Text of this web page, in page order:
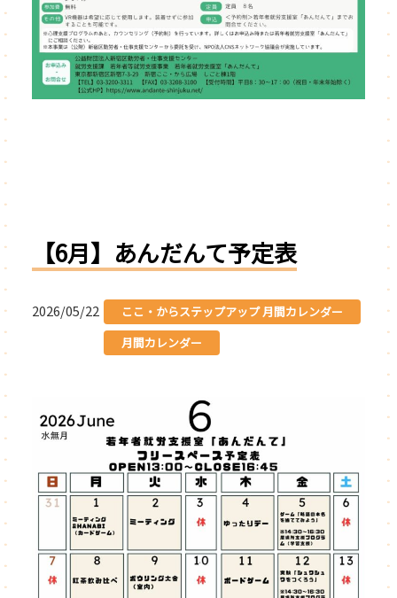
【6月】あんだんて予定表
2026/05/22
ここ・からステップアップ 月間カレンダー
月間カレンダー